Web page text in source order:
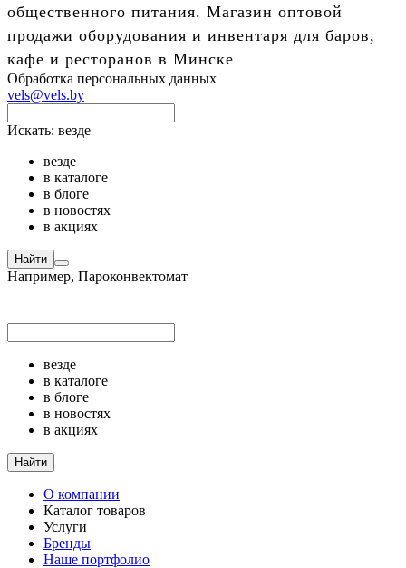
общественного питания. Магазин оптовой
продажи оборудования и инвентаря для баров,
кафе и ресторанов в Минске
Обработка персональных данных
vels@vels.by
Искать: везде
везде
в каталоге
в блоге
в новостях
в акциях
Найти
Например, Пароконвектомат
везде
в каталоге
в блоге
в новостях
в акциях
Найти
О компании
Каталог товаров
Услуги
Бренды
Наше портфолио